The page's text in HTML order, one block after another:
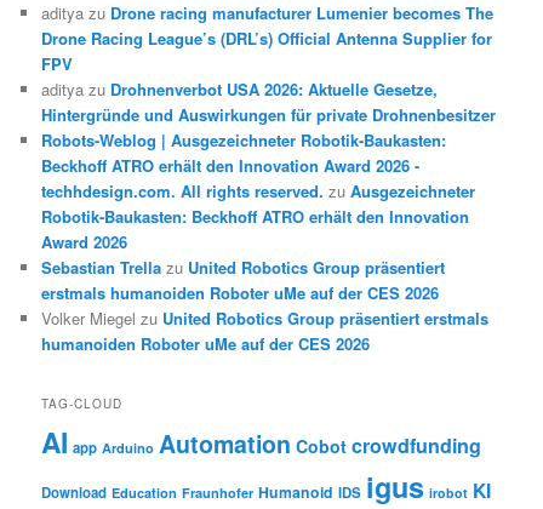
aditya zu Drone racing manufacturer Lumenier becomes The
Drone Racing League’s (DRL’s) Official Antenna Supplier for
FPV
aditya zu Drohnenverbot USA 2026: Aktuelle Gesetze,
Hintergründe und Auswirkungen für private Drohnenbesitzer
Robots-Weblog | Ausgezeichneter Robotik-Baukasten:
Beckhoff ATRO erhält den Innovation Award 2026 -
techhdesign.com. All rights reserved. zuAusgezeichneter
Robotik-Baukasten: Beckhoff ATRO erhält den Innovation
Award 2026
Sebastian Trella zu United Robotics Group präsentiert
erstmals humanoiden Roboter uMe auf der CES 2026
Volker Miegel zu United Robotics Group präsentiert erstmals
humanoiden Roboter uMe auf der CES 2026
TAG-CLOUD
AI app Arduino Automation Cobot crowdfunding
Download Education Fraunhofer Humanoid IDS igus irobot KI